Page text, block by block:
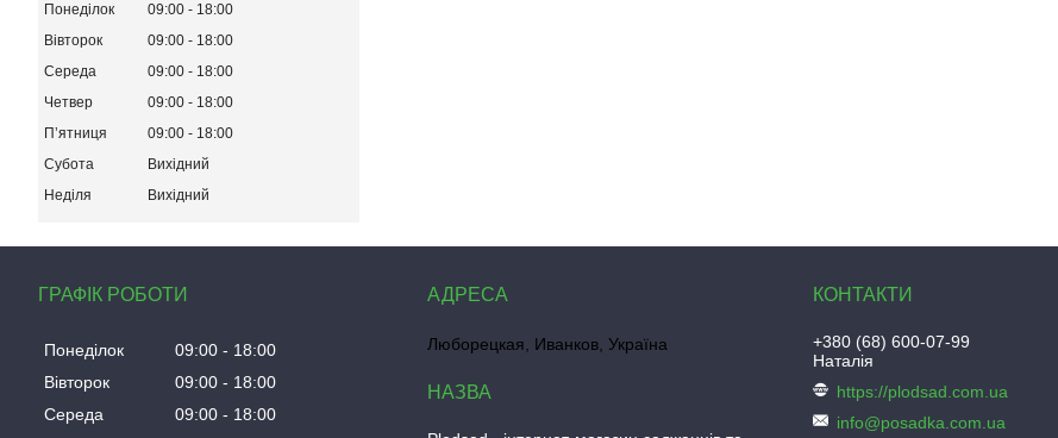
Понеділок 09:00
18:00
Вівторок
09:00
18:00
Середа
09:00
18:00
Четвер
09:00
18:00
Пʼятниця
09:00
18:00
Субота
Вихідний
Неділя
Вихідний
ГРАФІК РОБОТИ
Понеділок 09:00
18:00
Вівторок
09:00
18:00
Середа
09:00
18:00
Люборецкая, Иванков, Україна
+380 (68) 600-07-99
Наталія
https://plodsad.com.ua
info@posadka.com.ua